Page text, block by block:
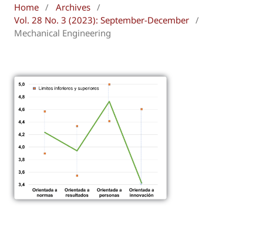
Home / Archives /
Vol. 28 No. 3 (2023): September-December /
Mechanical Engineering